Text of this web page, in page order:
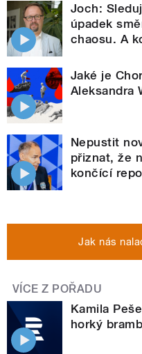
Joch:
úpadek
chaosu. A
Jaké je
Aleksandra
Nepustit
přiznat, že
končící
Jak nás
VÍCE Z POŘADU
Kamila
horký